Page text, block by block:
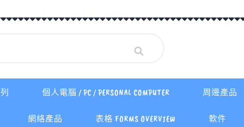
個人電腦 / PC / PERSONAL COMPUTER 周邊產品
網絡產品 表格 FORMS OVERVIEW 軟件